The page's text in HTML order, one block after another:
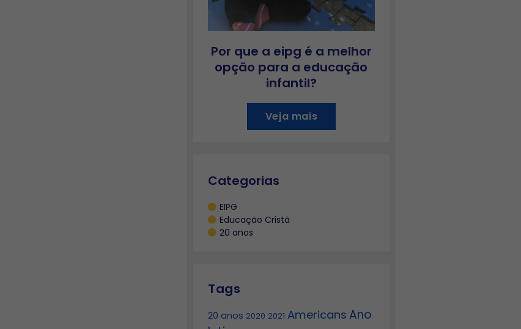
Por que a eipg é a melhor
opção para a educação
infantil?
Veja mais
Categorias
EIPG
Educação Cristã
20 anos
Tags
20 anos 2020 2021 Americans Ano